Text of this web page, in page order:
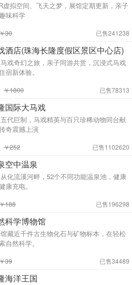
味科学
30 已售241238
酒店(珠海长隆度假区景区中心店)
宿新体验。
￥1800 已售78313
国际大马戏
奇震撼上演
￥252 已售1102620
空中温泉
康充电。
188 已售196298
科学博物馆
自然科学。
39 已售34489
海洋王国